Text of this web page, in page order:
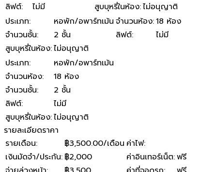
ลิฟต์: ไม่มี สูบบุหรี่ในห้อง:ไม่อนุญาติ
ประเภท: หอพัก/อพาร์ทเม้น จำนวนห้อง:18 ห้อง
จำนวนชั้น: 2 ชั้น ลิฟต์:
ไม่มี
สูบบุหรี่ในห้อง:ไม่อนุญาติ
ประเภท:
หอพัก/อพาร์ทเม้น
จำนวนห้อง:
18 ห้อง
จำนวนชั้น:
2 ชั้น
ลิฟต์:
ไม่มี
สูบบุหรี่ในห้อง:ไม่อนุญาติ
รายละเอียดราคา
รายเดือน: ฿3,500.00/เดือน ค่าไฟ:
เงินมัดจำ/ประกัน: ฿2,000 ค่าอินเทอร์เน็ต:ฟรี